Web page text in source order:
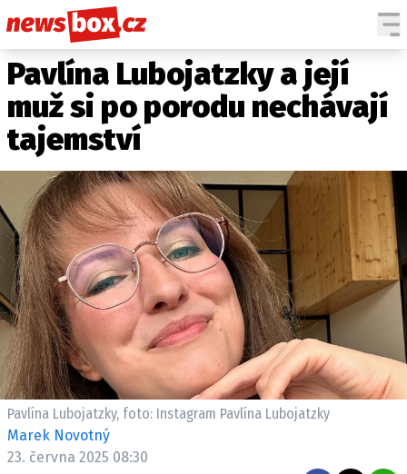
DOMÁCÍ
ZAHRANIČÍ
POČASÍ
KRIMI
EKONOMIKA
KULTURA
SPOLEČNOST
SPORT
ČESKÉ CELEBRITY
SVĚTOVÉ CELEBRITY
SLEDUJTE NÁS NA
Máte příběh, fotku nebo video?
Pošlete e-mail na newsbox.cz
Pavlína Lubojatzky a její
muž si po porodu nechávají
tajemství
Pavlína Lubojatzky, foto: Instagram Pavlína Lubojatzky
Marek Novotný
23. června 2025 08:30